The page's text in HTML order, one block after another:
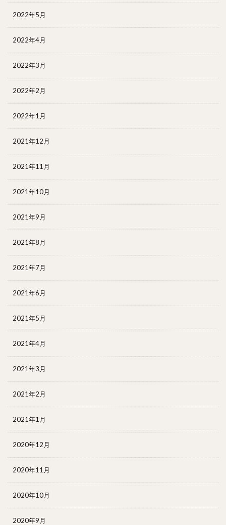
2022年5月
2022年4月
2022年3月
2022年2月
2022年1月
2021年12月
2021年11月
2021年10月
2021年9月
2021年8月
2021年7月
2021年6月
2021年5月
2021年4月
2021年3月
2021年2月
2021年1月
2020年12月
2020年11月
2020年10月
2020年9月